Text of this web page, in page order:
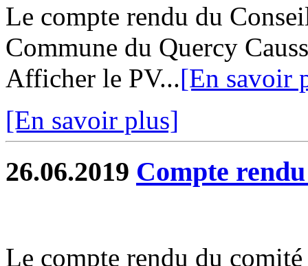
Le compte rendu du
Commune du Quercy
Afficher le PV...[En savoir
[En savoir plus]
26.06.2019 Compte
Le compte rendu du